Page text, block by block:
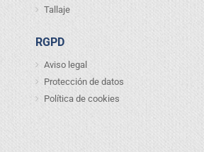
Tallaje
RGPD
Aviso legal
Protección de datos
Política de cookies